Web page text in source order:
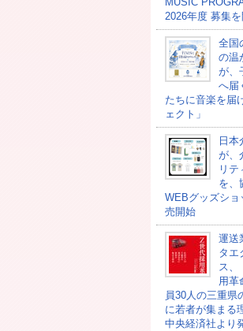
2026年度 募集
全国
の温
が、
へ届
たちに音楽を届
ェクト」
日本
が、
リテ
を、
WEBグッズショ
売開始
運送
タエ
ス、
用
員30人の三重県
に若者が集まる
中央経済社より